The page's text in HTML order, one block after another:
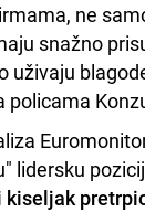
ne
snažno
uživaju
policama
lidersku
kiseljak